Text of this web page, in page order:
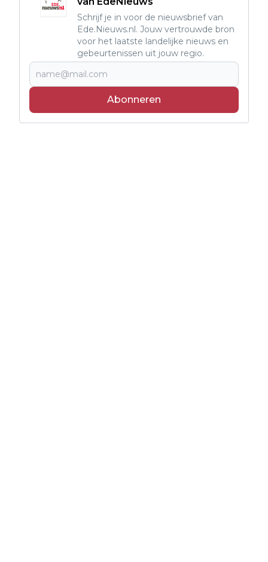
Schrijf je in voor de nieuwsbrief van
Ede.Nieuws.nl. Jouw vertrouwde bron
voor het laatste landelijke nieuws en
gebeurtenissen uit jouw regio.
Abonneren